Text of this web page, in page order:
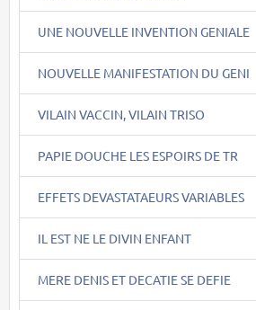
UNE NOUVELLE INVENTION GENIALE
NOUVELLE MANIFESTATION DU GENI
VILAIN VACCIN, VILAIN TRISO
PAPIE DOUCHE LES ESPOIRS DE TR
EFFETS DEVASTATAEURS VARIABLES
IL EST NE LE DIVIN ENFANT
MERE DENIS ET DECATIE SE DEFIE